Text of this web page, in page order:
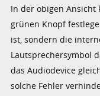
In der obigen
grünen Knopf
ist, sondern die
Lautsprechersymbol
das Audiodevice
solche Fehler